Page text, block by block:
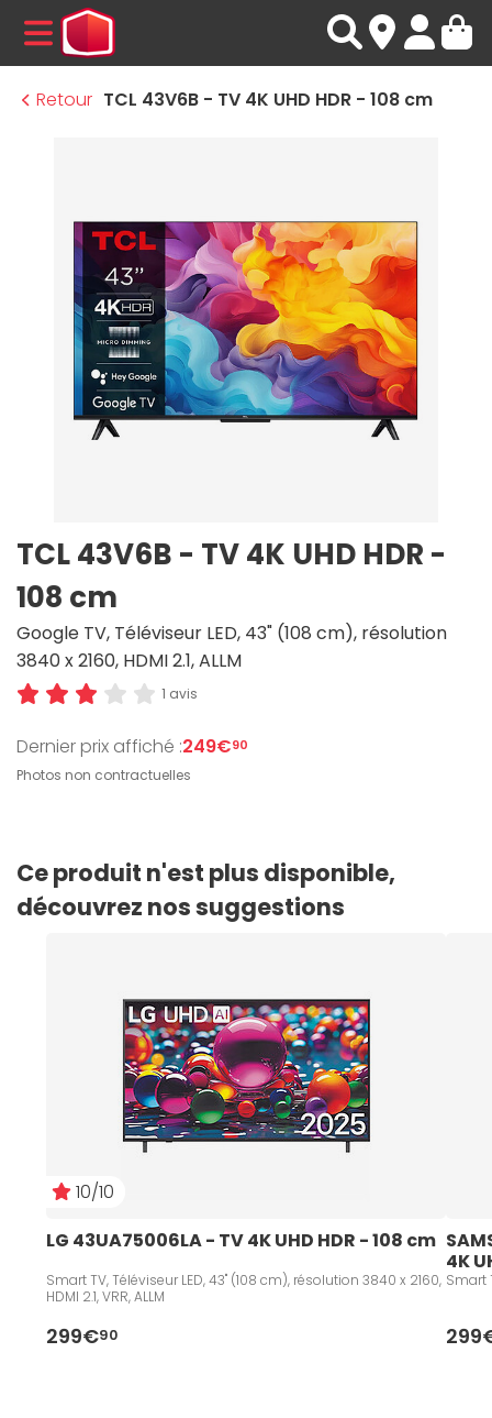
MENU
Retour TCL 43V6B - TV 4K UHD HDR - 108 cm
TCL 43V6B - TV 4K UHD HDR -
108 cm
Google TV, Téléviseur LED, 43" (108 cm), résolution
3840 x 2160, HDMI 2.1, ALLM
1 avis
Dernier prix affiché :249€90
Photos non contractuelles
Ce produit n'est plus disponible,
découvrez nos suggestions
10/10
LG 43UA75006LA - TV 4K UHD HDR - 108 cm
Smart TV, Téléviseur LED, 43" (108 cm), résolution 3840 x 2160,
HDMI 2.1, VRR, ALLM
299€90
4K
Smart